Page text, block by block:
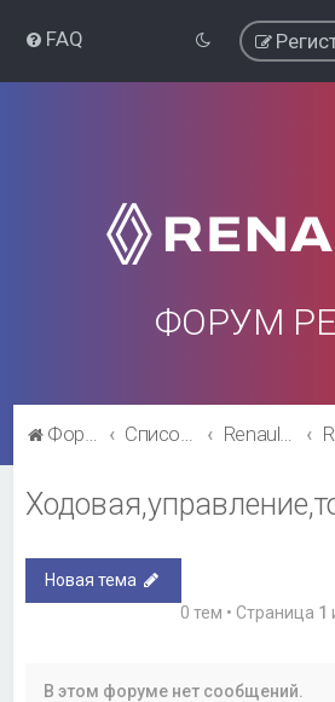
FAQ
ФОРУМ
Форум Рено Список форумов Renault Kaptur
Новая тема
0 тем • Страница 1
В этом форуме нет сообщений.